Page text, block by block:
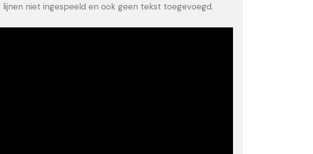
niet ingespeeld en ook geen tekst toegevoegd.